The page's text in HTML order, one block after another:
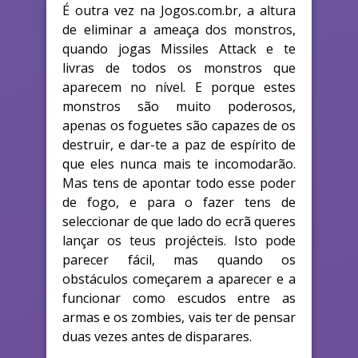
É outra vez na Jogos.com.br, a altura
de eliminar a ameaça dos monstros,
quando jogas Missiles Attack e te
livras de todos os monstros que
aparecem no nível. E porque estes
monstros são muito poderosos,
apenas os foguetes são capazes de os
destruir, e dar-te a paz de espírito de
que eles nunca mais te incomodarão.
Mas tens de apontar todo esse poder
de fogo, e para o fazer tens de
seleccionar de que lado do ecrã queres
lançar os teus projécteis. Isto pode
parecer fácil, mas quando os
obstáculos começarem a aparecer e a
funcionar como escudos entre as
armas e os zombies, vais ter de pensar
duas vezes antes de disparares.